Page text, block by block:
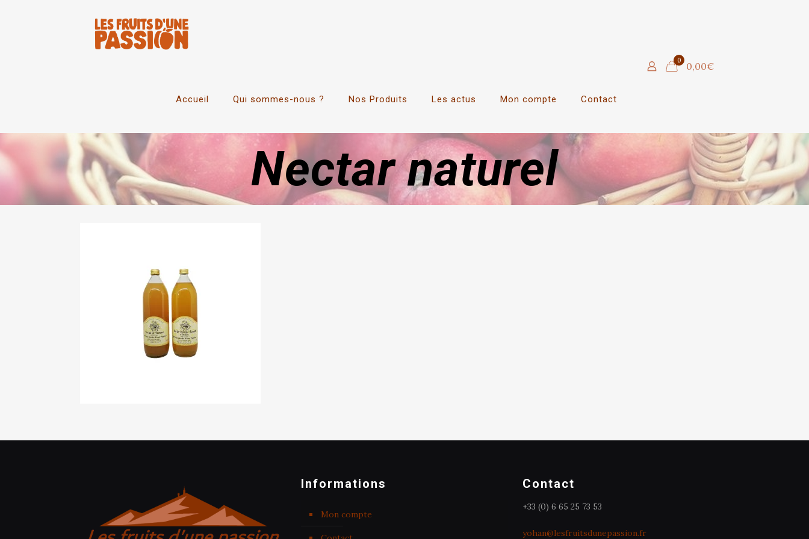
Accueil Qui sommes-nous ? Nos Produits Les actus Mon compte Contact
0 0,00€
Nectar naturel
Informations
Mon compte
Contact
+33 (0) 6 65 25 73 53
yohan@lesfruitsdunepassion.fr